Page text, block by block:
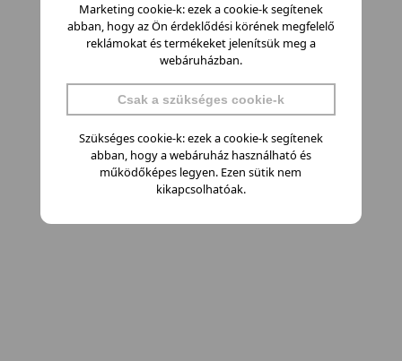
Marketing cookie-k: ezek a cookie-k segítenek
abban, hogy az Ön érdeklődési körének megfelelő
reklámokat és termékeket jelenítsük meg a
webáruházban.
Csak a szükséges cookie-k
Szükséges cookie-k: ezek a cookie-k segítenek
abban, hogy a webáruház használható és
működőképes legyen. Ezen sütik nem
kikapcsolhatóak.